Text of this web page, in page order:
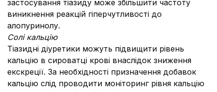
застосування тіазиду може збільшити частоту
виникнення реакцій гіперчутливості до
алопуринолу.
Солі кальцію
Тіазидні діуретики можуть підвищити рівень
кальцію в сироватці крові внаслідок зниження
екскреції. За необхідності призначення добавок
кальцію слід проводити моніторинг рівня кальцію